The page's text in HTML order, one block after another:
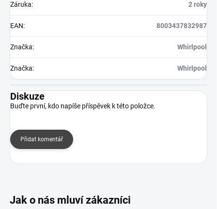
Záruka: 2 roky
EAN: 8003437832987
Značka: Whirlpool
Značka: Whirlpool
Diskuze
Buďte první, kdo napíše příspěvek k této položce.
Přidat komentář